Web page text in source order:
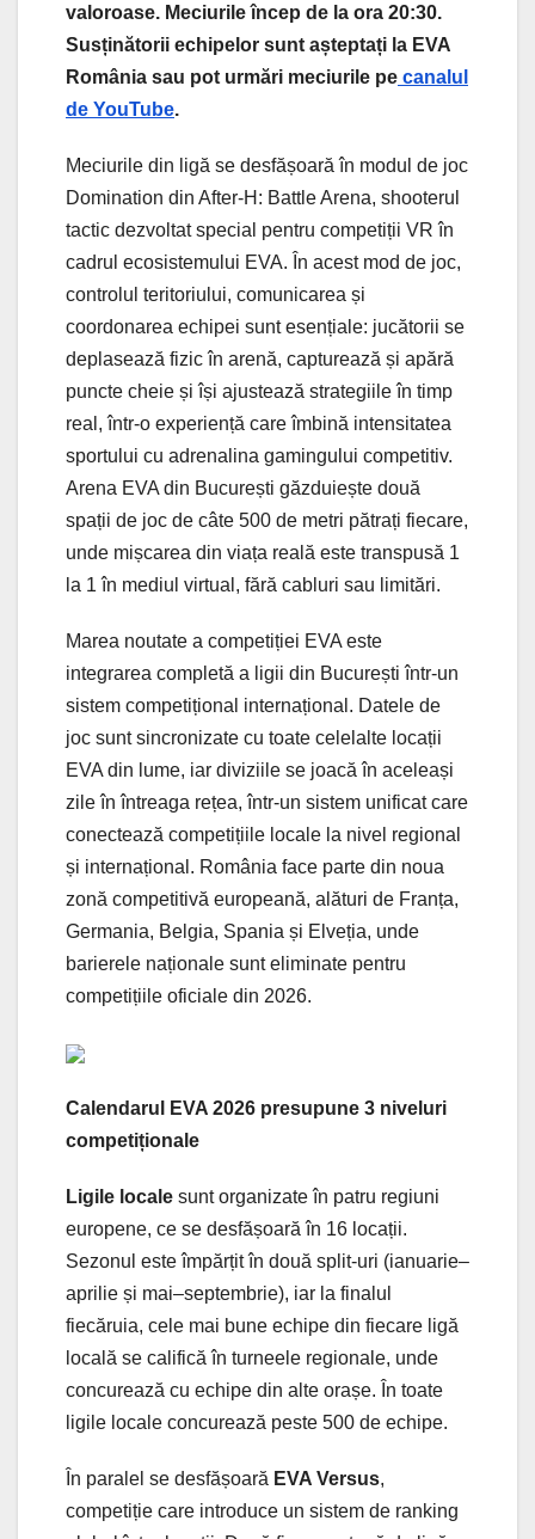
valoroase. Meciurile încep de la ora 20:30.
Susținătorii echipelor sunt așteptați la EVA
România sau pot urmări meciurile pe canalul
de YouTube.
Meciurile din ligă se desfășoară în modul de joc
Domination din After-H: Battle Arena, shooterul
tactic dezvoltat special pentru competiții VR în
cadrul ecosistemului EVA. În acest mod de joc,
controlul teritoriului, comunicarea și
coordonarea echipei sunt esențiale: jucătorii se
deplasează fizic în arenă, capturează și apără
puncte cheie și își ajustează strategiile în timp
real, într-o experiență care îmbină intensitatea
sportului cu adrenalina gamingului competitiv.
Arena EVA din București găzduiește două
spații de joc de câte 500 de metri pătrați fiecare,
unde mișcarea din viața reală este transpusă 1
la 1 în mediul virtual, fără cabluri sau limitări.
Marea noutate a competiției EVA este
integrarea completă a ligii din București într-un
sistem competițional internațional. Datele de
joc sunt sincronizate cu toate celelalte locații
EVA din lume, iar diviziile se joacă în aceleași
zile în întreaga rețea, într-un sistem unificat care
conectează competițiile locale la nivel regional
și internațional. România face parte din noua
zonă competitivă europeană, alături de Franța,
Germania, Belgia, Spania și Elveția, unde
barierele naționale sunt eliminate pentru
competițiile oficiale din 2026.
Calendarul EVA 2026 presupune 3 niveluri
competiționale
Ligile locale sunt organizate în patru regiuni
europene, ce se desfășoară în 16 locații.
Sezonul este împărțit în două split-uri (ianuarie–
aprilie și mai–septembrie), iar la finalul
fiecăruia, cele mai bune echipe din fiecare ligă
locală se califică în turneele regionale, unde
concurează cu echipe din alte orașe. În toate
ligile locale concurează peste 500 de echipe.
În paralel se desfășoară EVA Versus,
competiție care introduce un sistem de ranking